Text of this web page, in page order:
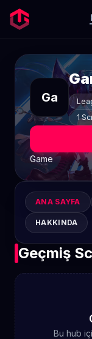
Ga
1
Game
ANA SAYFA
HAKKINDA
Geçmiş
Bu hub